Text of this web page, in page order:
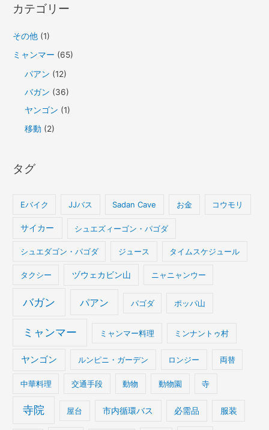
カテゴリー
その他 (1)
ミャンマー (65)
パアン (12)
バガン (36)
ヤンゴン (1)
移動 (2)
タグ
Eバイク JJバス Sadan Cave お金 コウモリ
サイカー シュエズィーゴン・パゴダ
シュエダゴン・パゴダ ジュース タイムスケジュール
タクシー ヅウェカビン山 ニャニャンウー
バガン パアン パゴダ ポッパ山
ミャンマー ミャンマー料理 ミンナントゥ村
ヤンゴン ルンピニ・ガーデン ロンジー 両替
中華料理 交通手段 動物 動物園 寺
寺院 屋台 市内循環バス 必需品 服装